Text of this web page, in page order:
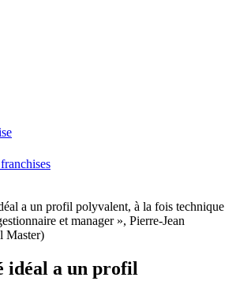
a un profil polyvalent, à la fois technique
et manager », Pierre-Jean
Master)
idéal a un profil